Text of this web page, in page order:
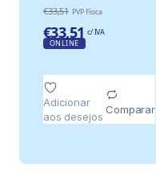
€33,51 PVP Física
€33,51 c/ IVA
ONLINE
Adicionar
aos desejos
Comparar